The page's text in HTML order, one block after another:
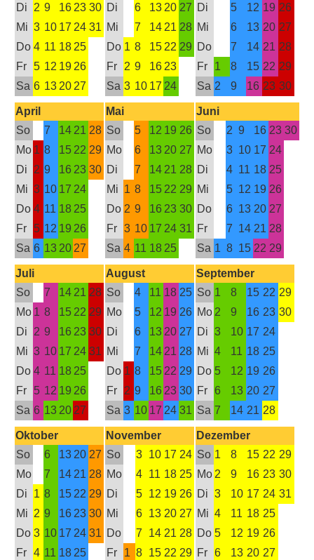
Di
2 9 16 23 30
Mi 3 10 17 24 31
Do 4 11 18 25
Fr 5 12 19 26
Sa 6 13 20 27
Di
6 13 20 27
Mi
7 14 21 28
Do 1 8 15 22 29
Fr
2 9 16 23
Sa 3 10 17 24
Di
5 12 19 26
Mi
6 13 20 27
Do
7 14 21 28
Fr
1 8 15 22 29
Sa 2 9 16 23 30
April
So
7 14 21 28
Mo 1 8 15 22 29
Di
2 9 16 23 30
Mi 3 10 17 24
Do 4 11 18 25
Fr
5 12 19 26
Sa 6 13 20 27
Mai
So
5 12 19 26
Mo
6 13 20 27
Di
7 14 21 28
Mi 1 8 15 22 29
Do 2 9 16 23 30
Fr 3 10 17 24 31
Sa 4 11 18 25
Juni
So
2 9 16 23 30
Mo
3 10 17 24
Di
4 11 18 25
Mi
5 12 19 26
Do
6 13 20 27
Fr
7 14 21 28
Sa 1 8 15 22 29
Juli
So
7 14 21 28
Mo 1 8 15 22 29
Di
2 9 16 23 30
Mi 3 10 17 24 31
Do 4 11 18 25
Fr
5 12 19 26
Sa 6 13 20 27
August
So
4 11 18 25
Mo
5 12 19 26
Di
6 13 20 27
Mi
7 14 21 28
Do 1 8 15 22 29
Fr
2 9 16 23 30
Sa 3 10 17 24 31
September
So 1 8 15 22 29
Mo 2 9 16 23 30
Di 3 10 17 24
Mi 4 11 18 25
Do 5 12 19 26
Fr 6 13 20 27
Sa 7 14 21 28
Oktober
So
6 13 20 27
Mo
7 14 21 28
Di
1 8 15 22 29
Mi 2 9 16 23 30
Do 3 10 17 24 31
Fr 4 11 18 25
November
So
3 10 17 24
Mo
4 11 18 25
Di
5 12 19 26
Mi
6 13 20 27
Do
7 14 21 28
Fr
1 8 15 22 29
Dezember
So 1 8 15 22 29
Mo 2 9 16 23 30
Di 3 10 17 24 31
Mi 4 11 18 25
Do 5 12 19 26
Fr 6 13 20 27